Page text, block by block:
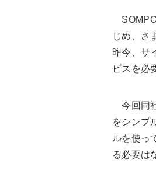
SOMPO
じめ、さ
昨今、サ
ビスを必
今回同
をシンプ
ルを使っ
る必要は